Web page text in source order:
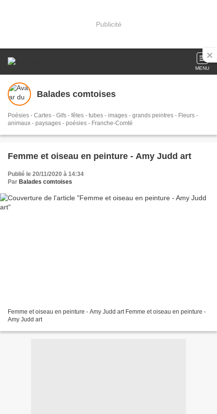
Publicité
MENU
Balades comtoises
Poésies - Cartes - Gifs - fêtes - tubes - images - grands peintres - Fleurs -
animaux - paysages - poésies - Franche-Comté
Femme et oiseau en peinture - Amy Judd art
Publié le 20/11/2020 à 14:34
Par Balades comtoises
Femme et oiseau en peinture - Amy Judd art Femme et oiseau en peinture -
Amy Judd art